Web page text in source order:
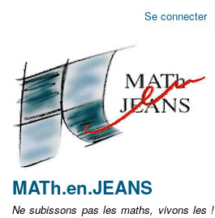
Aller
non
identifié
Se connecter
MATh.en.JEANS
Ne subissons pas les maths, vivons les !